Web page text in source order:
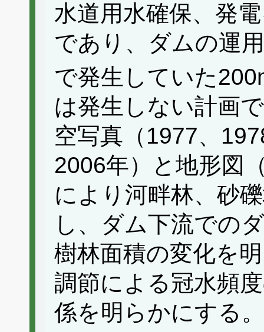
水道用水確保、発
であり、ダムの運
で発生していた
は発生しない計画
空写真（1977、
2006年）と地形図
により河畔林、砂
し、ダム下流での
樹林面積の変化を
調節による冠水頻
係を明らかにする。